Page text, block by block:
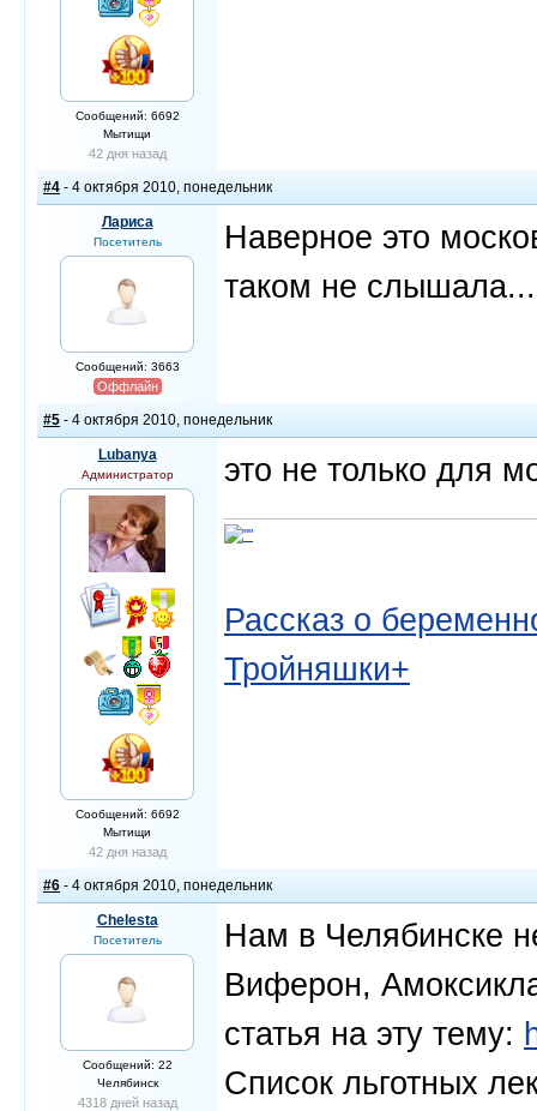
Сообщений: 6692
Мытищи
42 дня назад
#4 - 4 октября 2010, понедельник
Лариса
Посетитель
Сообщений: 3663
Оффлайн
Наверное это
таком не слышала...
#5 - 4 октября 2010, понедельник
Lubanya
Администратор
Сообщений: 6692
Мытищи
42 дня назад
это не только для
Рассказ о
Тройняшки+
#6 - 4 октября 2010, понедельник
Chelesta
Посетитель
Сообщений: 22
Челябинск
4318 дней назад
Нам в Челябинске
Виферон,
статья на эту тему:
Список льготных